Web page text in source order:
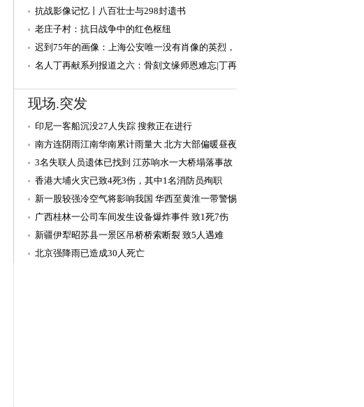
量 言传身教
抗战影像记忆丨八百壮士与298封遗书
老庄子村：抗日战争中的红色枢纽
迟到75年的画像：上海公安唯一没有肖像的英烈，
重现年轻模样
名人丁再献系列报道之六：骨刻文缘师恩难忘|丁再
现场.突发
印尼一客船沉没27人失踪 搜救正在进行
南方连阴雨江南华南累计雨量大 北方大部偏暖昼夜
温差显著
3名失联人员遗体已找到 江苏响水一大桥塌落事故
造成5人死亡
香港大埔火灾已致4死3伤，其中1名消防员殉职
新一股较强冷空气将影响我国 华西至黄淮一带警惕
持续降雨致灾
广西桂林一公司车间发生设备爆炸事件 致1死7伤
新疆伊犁昭苏县一景区吊桥桥索断裂 致5人遇难
北京强降雨已造成30人死亡